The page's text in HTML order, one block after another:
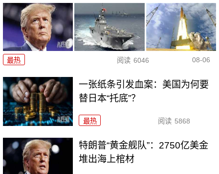
最热 阅读 6046 08-06
一张纸条引发血案：美国为何要
替日本“托底”？
最热 阅读 5868
特朗普“黄金舰队”：2750亿美金
堆出海上棺材